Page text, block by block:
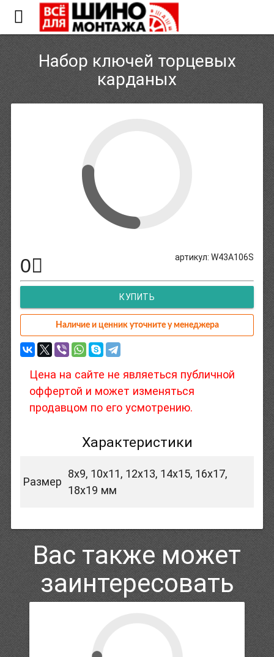
Набор ключей торцевых
карданых
артикул: W43A106S
0
КУПИТЬ
Наличие и ценник уточните у менеджера
Цена на сайте не являеться публичной
оффертой и может изменяться
продавцом по его усмотрению.
Характеристики
Размер
8х9, 10х11, 12х13, 14х15, 16х17,
18х19 мм
Вас также может
заинтересовать